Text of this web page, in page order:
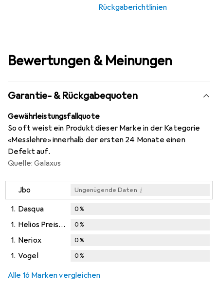
Rückgaberichtlinien
Bewertungen & Meinungen
Garantie- & Rückgabequoten
Gewährleistungsfallquote
So oft weist ein Produkt dieser Marke in der Kategorie
«Messlehre» innerhalb der ersten 24 Monate einen
Defekt auf.
Quelle: Galaxus
Jbo Ungenügende Daten i
1. Dasqua 0%
1. Helios Preisser 0%
1. Neriox 0%
1. Vogel 0%
Alle 16 Marken vergleichen